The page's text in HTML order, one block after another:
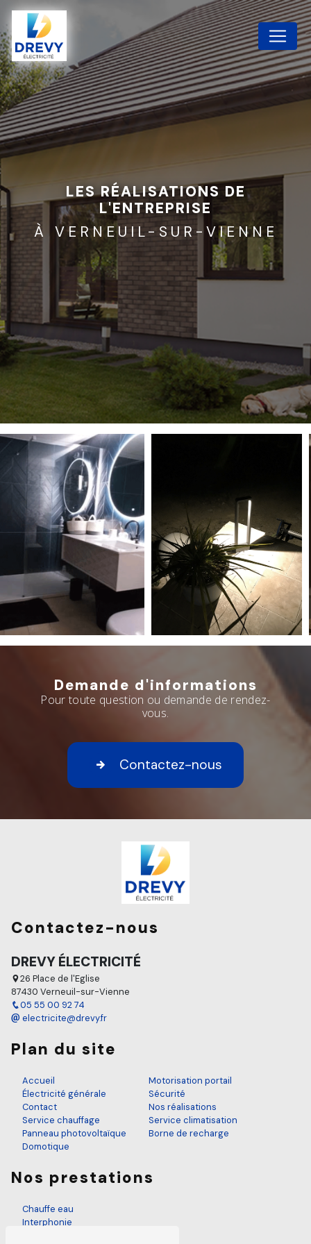
LES RÉALISATIONS DE
L'ENTREPRISE
À VERNEUIL-SUR-VIENNE
Demande d'informations
Pour toute question ou demande de rendez-
vous.
Contactez-nous
Contactez-nous
DREVY ÉLECTRICITÉ
26 Place de l'Eglise
87430 Verneuil-sur-Vienne
05 55 00 92 74
electricite@drevy.fr
Plan du site
Accueil
Électricité générale
Contact
Service chauffage
Panneau photovoltaïque
Domotique
Motorisation portail
Sécurité
Nos réalisations
Service climatisation
Borne de recharge
Nos prestations
Chauffe eau
Interphonie
Panneau de gestion des cookies